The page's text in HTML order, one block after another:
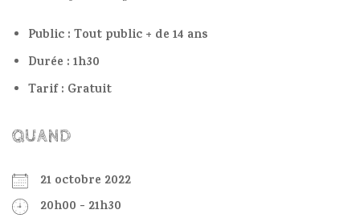
Public : Tout public + de 14 ans
Durée : 1h30
Tarif : Gratuit
QUAND
21 octobre 2022
20h00 - 21h30